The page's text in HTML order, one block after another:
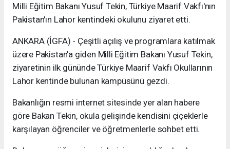
Milli Eğitim Bakanı Yusuf Tekin, Türkiye Maarif Vakfı'nın
Pakistan'ın Lahor kentindeki okulunu ziyaret etti.
ANKARA (İGFA) - Çeşitli açılış ve programlara katılmak
üzere Pakistan'a giden Milli Eğitim Bakanı Yusuf Tekin,
ziyaretinin ilk gününde Türkiye Maarif Vakfı Okullarının
Lahor kentinde bulunan kampüsünü gezdi.
Bakanlığın resmi internet sitesinde yer alan habere
göre Bakan Tekin, okula gelişinde kendisini çiçeklerle
karşılayan öğrenciler ve öğretmenlerle sohbet etti.